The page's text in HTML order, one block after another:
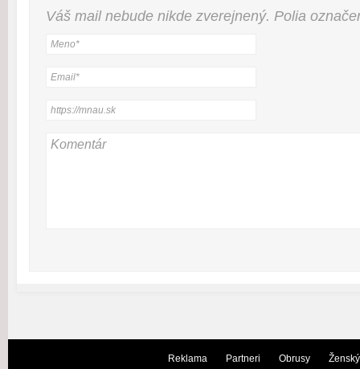
Váš mail nebude nikde zverejnený. Polia
Reklama Partneri Obrusy